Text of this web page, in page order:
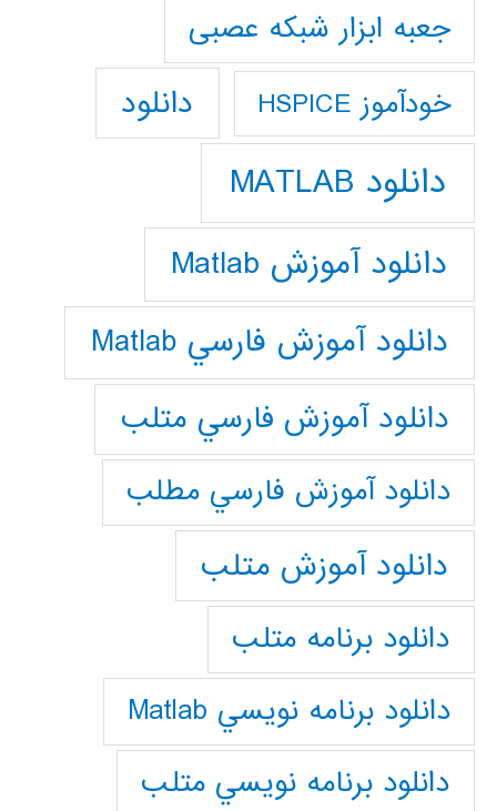
جعبه ابزار شبکه عصبی
خودآموز HSPICE دانلود
دانلود MATLAB
دانلود آموزش Matlab
دانلود آموزش فارسي Matlab
دانلود آموزش فارسي متلب
دانلود آموزش فارسي مطلب
دانلود آموزش متلب
دانلود برنامه متلب
دانلود برنامه نويسي Matlab
دانلود برنامه نويسي متلب